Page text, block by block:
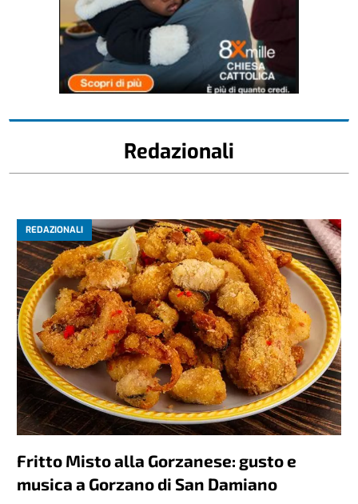
Redazionali
REDAZIONALI
Fritto Misto alla Gorzanese: gusto e
musica a Gorzano di San Damiano